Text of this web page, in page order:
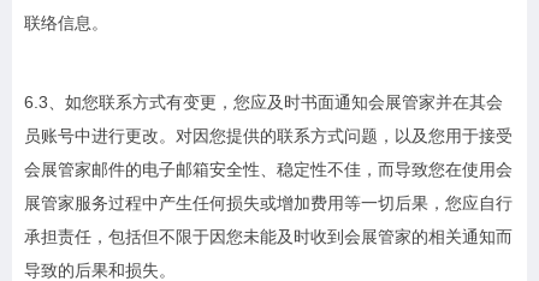
联络信息。
6.3、如您联系方式有变更，您应及时书面通知会展管家并在其会
员账号中进行更改。对因您提供的联系方式问题，以及您用于接受
会展管家邮件的电子邮箱安全性、稳定性不佳，而导致您在使用会
展管家服务过程中产生任何损失或增加费用等一切后果，您应自行
承担责任，包括但不限于因您未能及时收到会展管家的相关通知而
导致的后果和损失。